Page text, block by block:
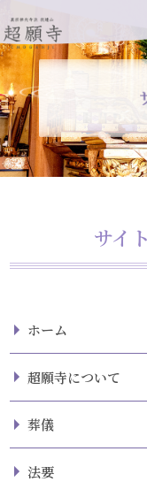
サイ
ホーム
超願寺について
葬儀
法要